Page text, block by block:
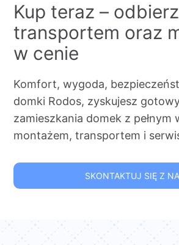
Kup teraz –
transportem oraz
w cenie
Komfort, wygoda,
domki Rodos, zyskujesz
zamieszkania domek z pełnym
montażem, transportem i
SKONTAKTUJ SIĘ Z